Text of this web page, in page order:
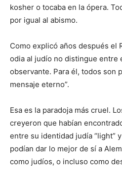
kosher o tocaba en la ópera.
por igual al abismo.
Como explicó años después el
odia al judío no distingue entre
observante. Para él, todos son
mensaje eterno”.
Esa es la paradoja más cruel.
creyeron que habían
entre su identidad judía “light”
podían dar lo mejor de sí a
como judíos, o incluso como